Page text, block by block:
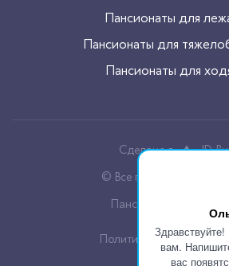
Здравствуйте!
вам.
вас
Пансионаты для
Пансионаты для
Пансионаты для
Сделано в
JD-
© Все права защищены,
Пансионаты для
Политика